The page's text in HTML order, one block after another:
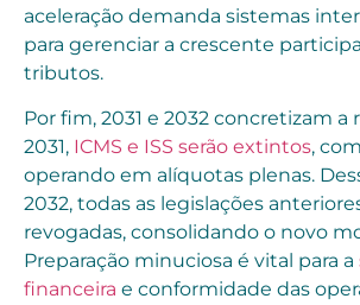
aceleração demanda sistemas
para gerenciar a crescente
tributos.
Por fim, 2031 e 2032 concretizam a
2031, ICMS e ISS serão extintos,
operando em alíquotas plenas.
2032, todas as legislações
revogadas, consolidando o novo
Preparação minuciosa é vital para a
financeira e conformidade das